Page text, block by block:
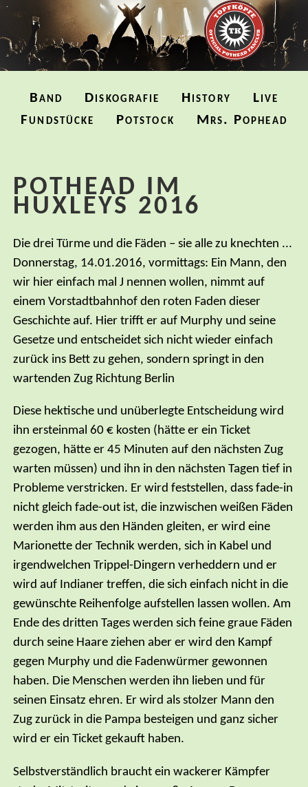
überspringen
Band Diskografie History
Live
Fundstücke
Potstock Mrs. Pophead
POTHEAD IM
HUXLEYS 2016
Die drei Türme und die Fäden – sie alle zu knechten ...
Donnerstag, 14.01.2016, vormittags: Ein Mann, den
wir hier einfach mal J nennen wollen, nimmt auf
einem Vorstadtbahnhof den roten Faden dieser
Geschichte auf. Hier trifft er auf Murphy und seine
Gesetze und entscheidet sich nicht wieder einfach
zurück ins Bett zu gehen, sondern springt in den
wartenden Zug Richtung Berlin
Diese hektische und unüberlegte Entscheidung wird
ihn ersteinmal 60 € kosten (hätte er ein Ticket
gezogen, hätte er 45 Minuten auf den nächsten Zug
warten müssen) und ihn in den nächsten Tagen tief in
Probleme verstricken. Er wird feststellen, dass fade-in
nicht gleich fade-out ist, die inzwischen weißen Fäden
werden ihm aus den Händen gleiten, er wird eine
Marionette der Technik werden, sich in Kabel und
irgendwelchen Trippel-Dingern verheddern und er
wird auf Indianer treffen, die sich einfach nicht in die
gewünschte Reihenfolge aufstellen lassen wollen. Am
Ende des dritten Tages werden sich feine graue Fäden
durch seine Haare ziehen aber er wird den Kampf
gegen Murphy und die Fadenwürmer gewonnen
haben. Die Menschen werden ihn lieben und für
seinen Einsatz ehren. Er wird als stolzer Mann den
Zug zurück in die Pampa besteigen und ganz sicher
wird er ein Ticket gekauft haben.
Selbstverständlich braucht ein wackerer Kämpfer